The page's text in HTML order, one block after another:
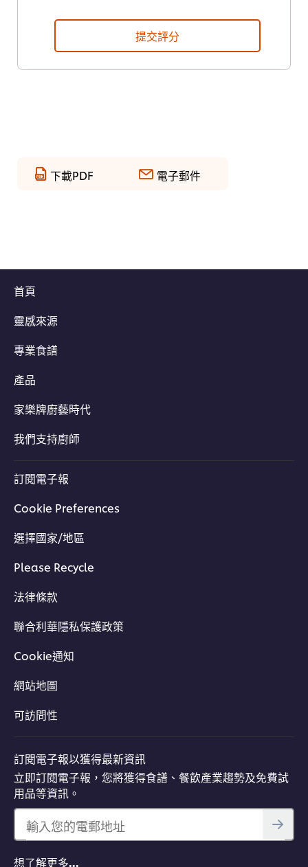
提交評分
下載PDF 電子郵件
首頁
靈感來源
專業食譜
產品
家樂牌廚藝時代
我們支持廚師
訂閱電子報
Cookie Preferences
選擇國家/地區
Please Recycle
法律條款
聯合利華隱私保護政策
Cookie通知
網站地圖
可訪問性
訂閱電子報以獲得最新資訊
立即訂閱電子報，您將獲得食譜、餐飲產業趨勢及免費試
用品等資訊。
輸入您的電郵地址
想了解更多…